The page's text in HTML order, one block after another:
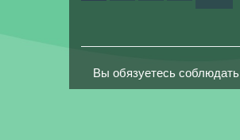
Вы обязуетесь соблюдать